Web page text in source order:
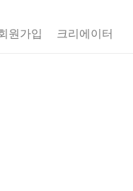
원가입 크리에이터